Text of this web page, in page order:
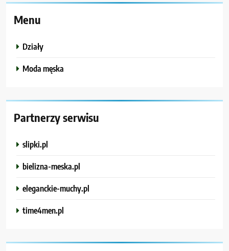
Menu
Działy
Moda męska
Partnerzy serwisu
slipki.pl
bielizna-meska.pl
eleganckie-muchy.pl
time4men.pl